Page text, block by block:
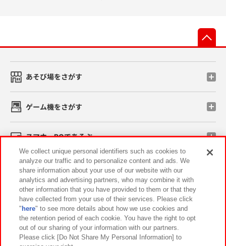
あそび場をさがす
ゲーム機をさがす
スマホ・PCであそぶ
イベント・キャンペーン
関連会社 サステナビリティ サイトポリシー
プライバシーポリシー ウェブアクセシビリティ方針と検証結果
We collect unique personal identifiers such as cookies to
analyze our traffic and to personalize content and ads. We
share information about your use of our website with our
analytics and advertising partners, who may combine it with
other information that you have provided to them or that they
have collected from your use of their services. Please click
" here" to see more details about how we use cookies and
the retention period of each cookie. You have the right to opt
out of our sharing of your information with our partners.
Please click [Do Not Share My Personal Information] to